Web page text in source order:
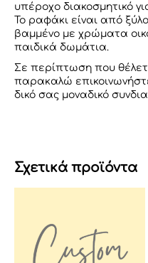
υπέροχο διακοσμητικό
Το ραφάκι είναι από
βαμμένο με χρώματα
παιδικά δωμάτια.
Σε περίπτωση που
παρακαλώ
δικό σας μοναδικό
Σχετικά προϊόντα